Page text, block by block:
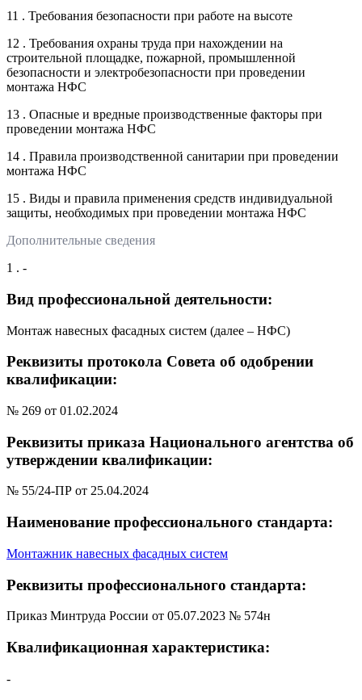
11 . Требования безопасности при работе на высоте
12 . Требования охраны труда при нахождении на
строительной площадке, пожарной, промышленной
безопасности и электробезопасности при проведении
монтажа НФС
13 . Опасные и вредные производственные факторы при
проведении монтажа НФС
14 . Правила производственной санитарии при проведении
монтажа НФС
15 . Виды и правила применения средств индивидуальной
защиты, необходимых при проведении монтажа НФС
Дополнительные сведения
1 . -
Вид профессиональной деятельности:
Монтаж навесных фасадных систем (далее – НФС)
Реквизиты протокола Совета об одобрении
квалификации:
№ 269 от 01.02.2024
Реквизиты приказа Национального агентства об
утверждении квалификации:
№ 55/24-ПР от 25.04.2024
Наименование профессионального стандарта:
Монтажник навесных фасадных систем
Реквизиты профессионального стандарта:
Приказ Минтруда России от 05.07.2023 № 574н
Квалификационная характеристика:
-